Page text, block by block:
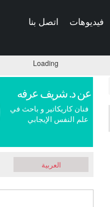
فيديوهات اتصل بنا
Loading
عن د. شريف عرفه
فنان كاريكاتير و باحث في
علم النفس الإيجابي
العربية